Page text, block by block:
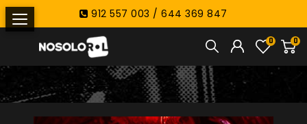
912 557 003 / 644 369 847
0
0